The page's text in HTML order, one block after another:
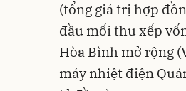
(tổng giá trị hợp
đầu mối thu xếp
Hòa Bình mở rộng
máy nhiệt điện